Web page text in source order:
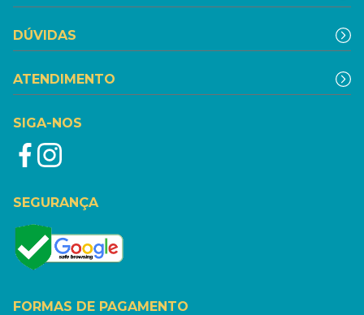
DÚVIDAS
ATENDIMENTO
SIGA-NOS
SEGURANÇA
FORMAS DE PAGAMENTO